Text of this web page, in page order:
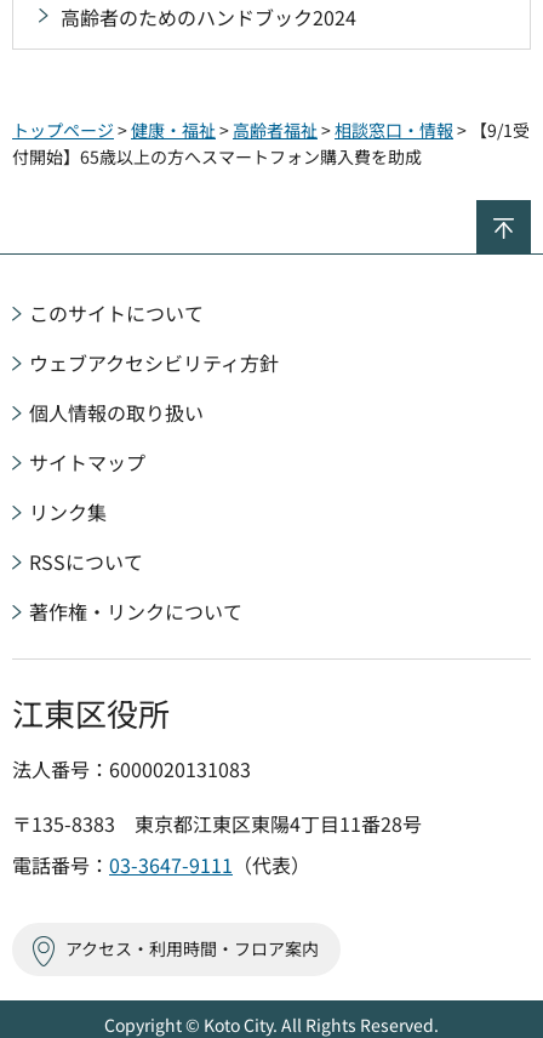
高齢者のためのハンドブック2024
トップページ >健康・福祉 > 高齢者福祉 >相談窓口・情報 > 【9/1受
付開始】65歳以上の方へスマートフォン購入費を助成
このサイトについて
ウェブアクセシビリティ方針
個人情報の取り扱い
サイトマップ
リンク集
RSSについて
著作権・リンクについて
江東区役所
法人番号：6000020131083
〒135-8383 東京都江東区東陽4丁目11番28号
電話番号： 03-3647-9111 （代表）
アクセス・利用時間・フロア案内
Copyright © Koto City. All Rights Reserved.